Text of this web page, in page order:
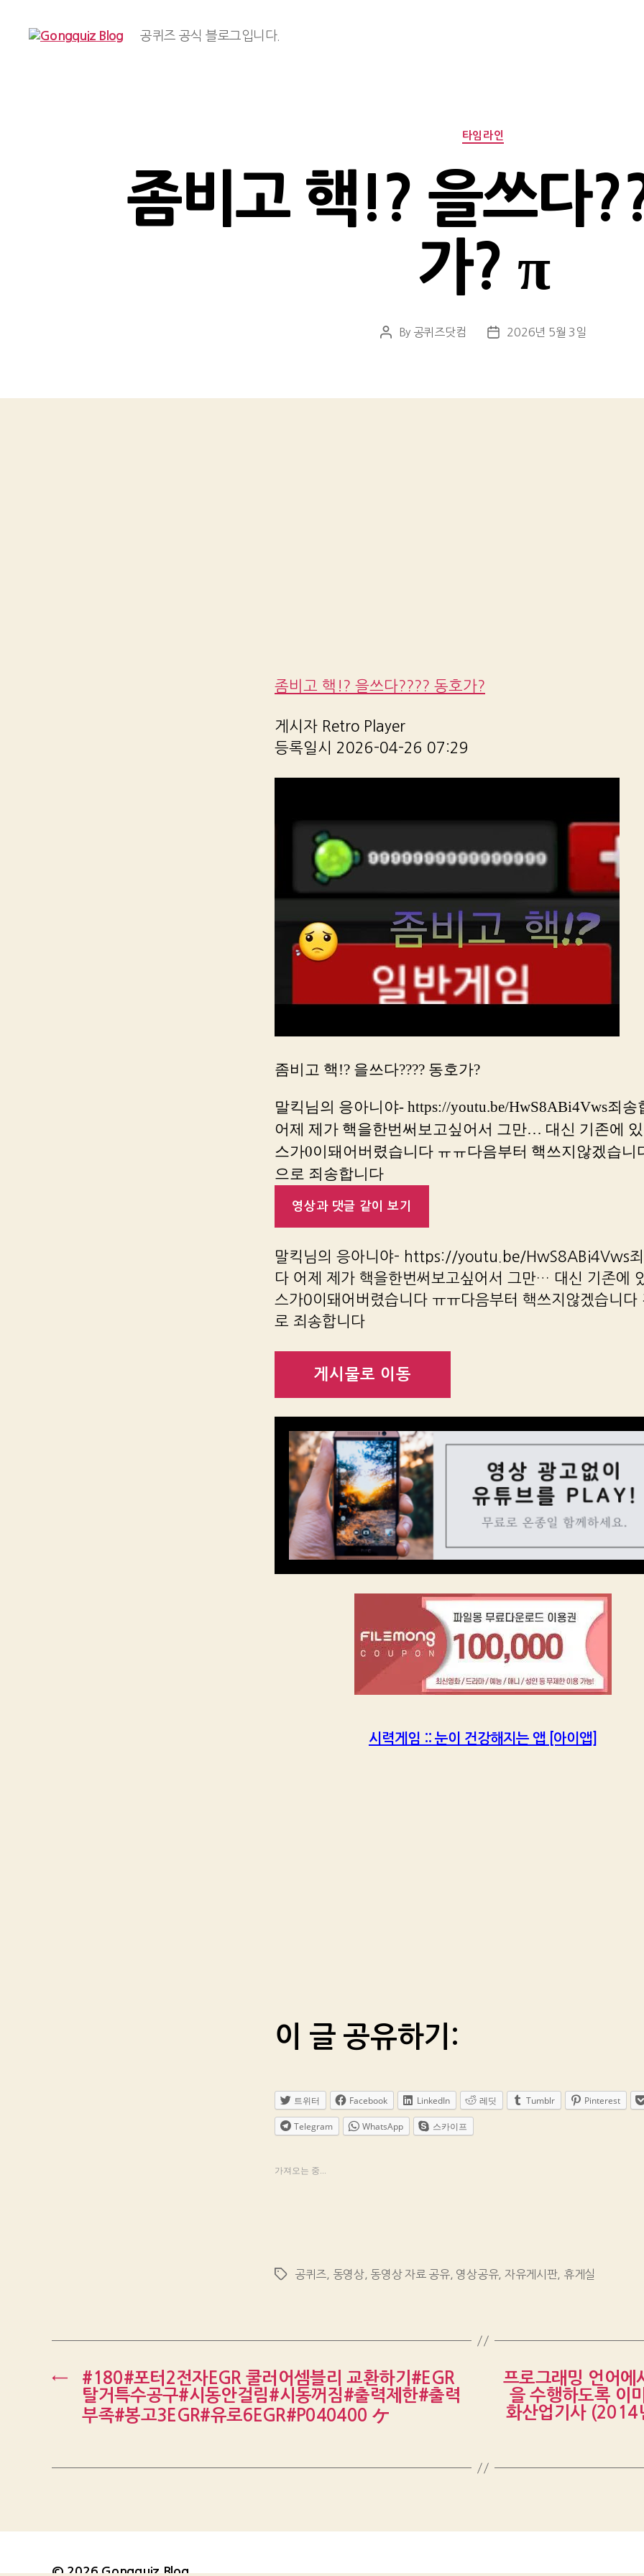
공퀴즈 공식 블로그입니다.
Categories
타임라인
좀비고 핵!? 을쓰다
가? π
Post
By 공퀴즈닷컴
Post2026년 5월 3일
좀비고 핵!? 을쓰다???? 동호가?
게시자 Retro Player
등록일시 2026-04-26 07:29
좀비고 핵!? 을쓰다???? 동호가?
말킥님의 응아니야- https://youtu.be/HwS8ABi4Vws죄송
어제 제가 핵을한번써보고싶어서 그만… 대신 기존에
스가0이돼어버렸습니다 ㅠㅠ다음부터 핵쓰지않겠습니
으로 죄송합니다
영상과 댓글 같이 보기
말킥님의 응아니야- https://youtu.be/HwS8ABi4Vws
다 어제 제가 핵을한번써보고싶어서 그만… 대신 기존에
스가0이돼어버렸습니다 ㅠㅠ다음부터 핵쓰지않겠습니다
로 죄송합니다
게시물로 이동
시력게임 :: 눈이 건강해지는 앱 [아이앱]
이 글 공유하기:
트위터 Facebook LinkedIn 레딧 Tumblr Pinterest
Telegram WhatsApp 스카이프
가져오는 중...
Tags공퀴즈 동영상, 동영상 자료 공유, 영상공유, 자유게시판, 휴게실
←
#180#포터2전자EGR 쿨러어셈블리 교환하기#EGR
탈거특수공구#시동안걸림#시동꺼짐#출력제한#출력
부족#봉고3EGR#유로6EGR#P040400 ケ
프로그래밍 언어에
을 수행하도록 이
화산업기사 (2014
© 2026Gongquiz Blog